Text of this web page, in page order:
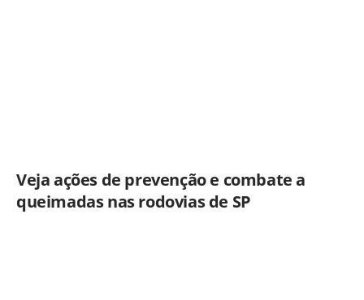
Veja ações de prevenção e combate a
queimadas nas rodovias de SP